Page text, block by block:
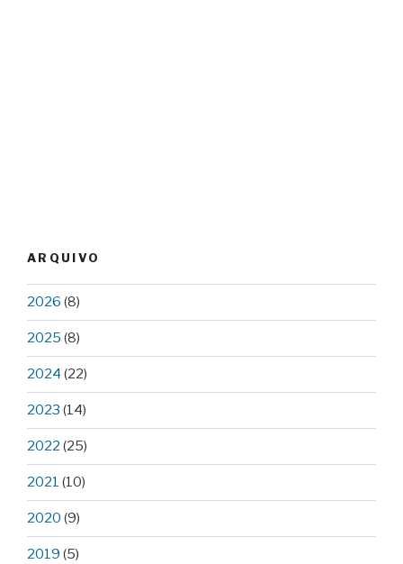
ARQUIVO
2026 (8)
2025 (8)
2024 (22)
2023 (14)
2022 (25)
2021 (10)
2020 (9)
2019 (5)